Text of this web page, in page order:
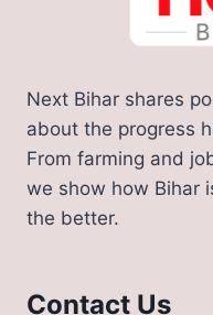
Next Bihar shares
about the progress
From farming and
we show how Bihar
the better.
Contact Us